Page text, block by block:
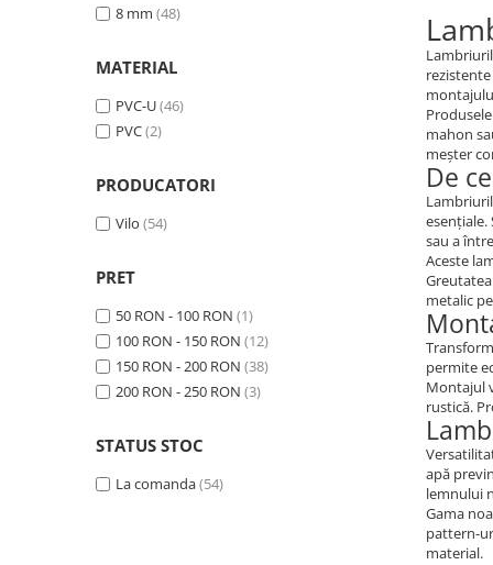
8 mm (48)
MATERIAL
PVC-U(46)
PVC(2)
PRODUCATORI
Vilo (54)
PRET
50 RON - 100 RON (1)
100 RON - 150 RON (12)
150 RON - 200 RON (38)
200 RON - 250 RON (3)
STATUS STOC
La comanda(54)
mahon
meșter
De
esențiale.
sau a
Aceste
metalic
permite
Montajul
rustică.
apă
lemnului
Gama
pattern-
material.